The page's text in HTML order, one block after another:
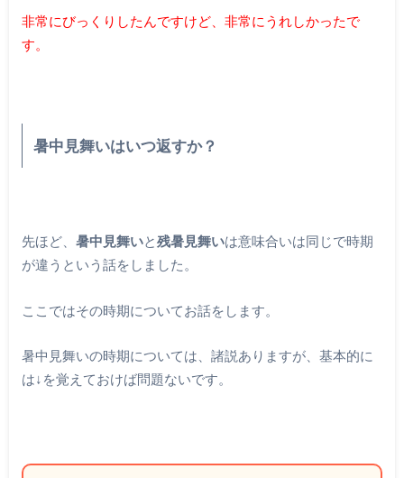
非常にびっくりしたんですけど、非常にうれしかったで
す。
暑中見舞いはいつ返すか？
先ほど、 暑中見舞いと残暑見舞いは意味合いは同じで時期
が違うという話をしました。
ここではその時期についてお話をします。
暑中見舞いの時期については、諸説ありますが、基本的に
は↓を覚えておけば問題ないです。